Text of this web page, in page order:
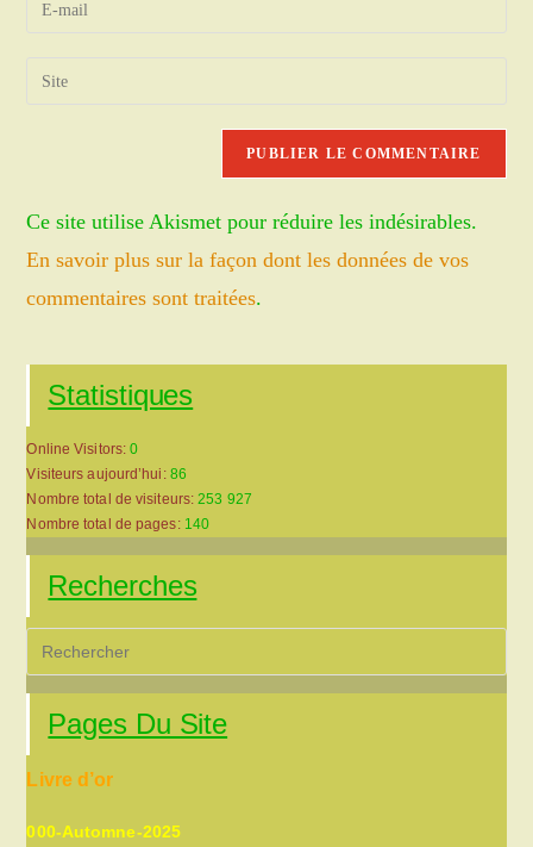
address
Saisir
(facultatif)
Ce site utilise Akismet pour réduire les indésirables.
En savoir plus sur la façon dont les données de vos
commentaires sont traitées.
Statistiques
Online Visitors:0
Visiteurs aujourd’hui: 86
Nombre total de visiteurs:253 927
Nombre total de pages: 140
Recherches
Pages Du Site
Livre d’or
000-Automne-2025